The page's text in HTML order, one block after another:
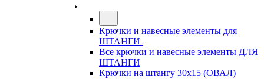
Крючки и навесные элементы для
ШТАНГИ
Все крючки и навесные элементы ДЛЯ
ШТАНГИ
Крючки на штангу 30х15 (ОВАЛ)